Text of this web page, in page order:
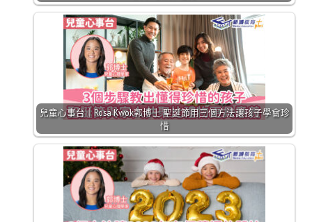
兒童心事台｜Rosa Kwok郭博士 聖誕節用三個方法讓孩子學會珍
惜